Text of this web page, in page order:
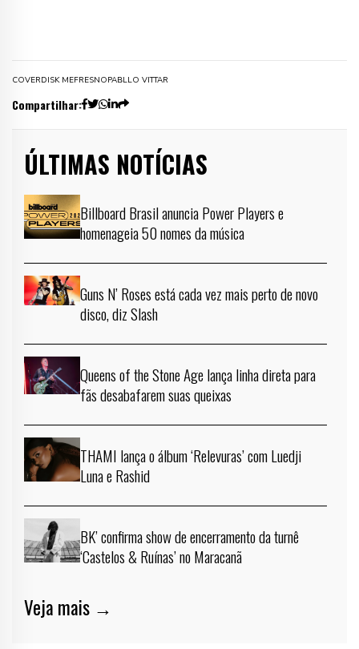
COVERDISK MEFRESNOPABLLO VITTAR
Compartilhar:
ÚLTIMAS NOTÍCIAS
Billboard Brasil anuncia Power Players e
homenageia 50 nomes da música
Guns N’ Roses está cada vez mais perto de novo
disco, diz Slash
Queens of the Stone Age lança linha direta para
fãs desabafarem suas queixas
THAMI lança o álbum ‘Relevuras’ com Luedji
Luna e Rashid
BK’ confirma show de encerramento da turnê
‘Castelos & Ruínas’ no Maracanã
Veja mais →